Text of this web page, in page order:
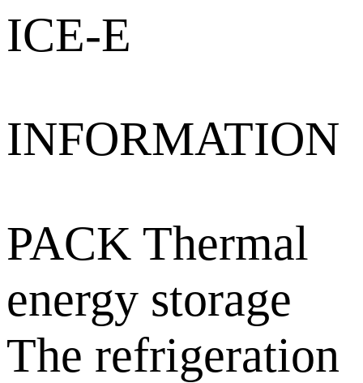
ICE-E
INFORMATION
PACK Thermal
energy storage
The refrigeration